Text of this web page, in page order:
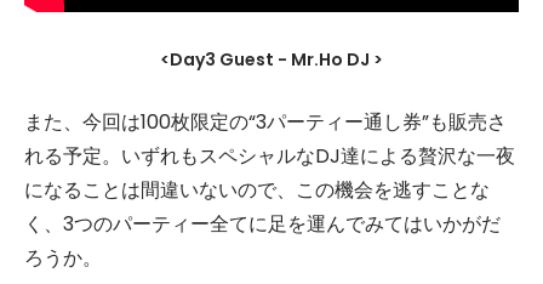
<Day3 Guest - Mr.Ho DJ >
また、今回は100枚限定の“3パーティー通し券”も販売さ
れる予定。いずれもスペシャルなDJ達による贅沢な一夜
になることは間違いないので、この機会を逃すことな
く、3つのパーティー全てに足を運んでみてはいかがだ
ろうか。